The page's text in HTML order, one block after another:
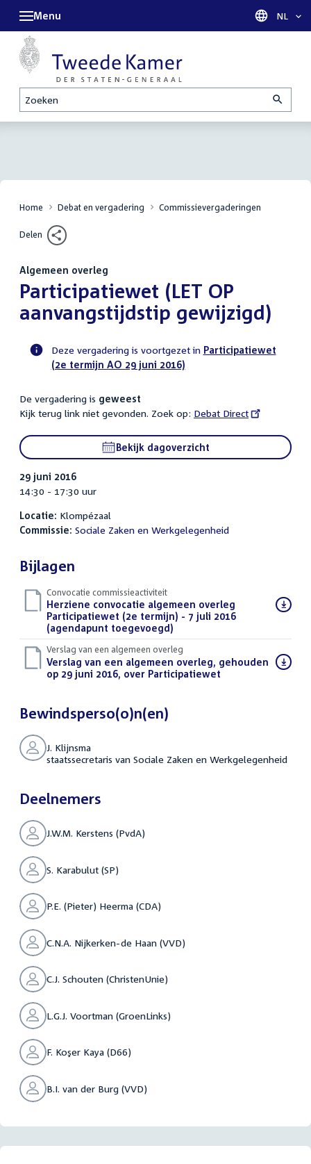
Zoeken
Menu Taal
NL
Home Debat en vergadering Commissievergaderingen
Delen
Algemeen overleg
:Participatiewet (LET OP
aanvangstijdstip gewijzigd)
Voortgangsstatus
activiteit
Deze vergadering is voortgezet in Participatiewet
(2e termijn AO 29 juni 2016)
De vergadering is geweest
Kijk terug link niet gevonden. Zoek op: External
Debat Direct
Bekijk dagoverzicht
29 juni 2016
14:30 - 17:30 uur
Locatie: Klompézaal
Commissie: Sociale Zaken en Werkgelegenheid
Bijlagen
Convocatie commissieactiviteit
Download
bestand:
Herziene convocatie algemeen overleg
Participatiewet (2e termijn) - 7 juli 2016
(agendapunt toegevoegd)
Verslag van een algemeen overleg
Download
bestand:
Verslag van een algemeen overleg, gehouden
op 29 juni 2016, over Participatiewet
Bewindsperso(o)n(en)
J. Klijnsma
staatssecretaris van Sociale Zaken en Werkgelegenheid
Deelnemers
J.W.M. Kerstens (PvdA)
S. Karabulut (SP)
P.E. (Pieter) Heerma (CDA)
C.N.A. Nijkerken-de Haan (VVD)
C.J. Schouten (ChristenUnie)
L.G.J. Voortman (GroenLinks)
F. Koşer Kaya (D66)
B.I. van der Burg (VVD)